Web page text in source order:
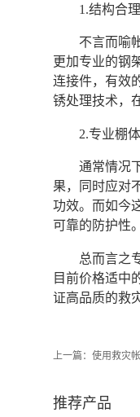
1.结构合
不言而喻
更加专业的钢
连接件，有效
锈处理技术，
2.专业棚
通常情况
果，同时应对
功效。而如今
可靠的防护性。
总而言之
目前价格适中
证高品质的救
上一篇： 使用救灾
推荐产品